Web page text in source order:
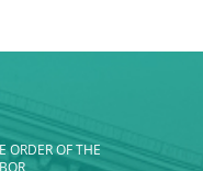
ORDER OF THE